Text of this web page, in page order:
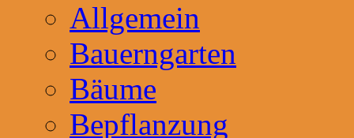
Allgemein
Bauerngarten
Bäume
Bepflanzung